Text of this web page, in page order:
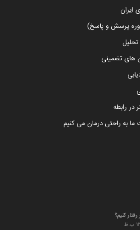
ایران
پرسش و پاسخ)
های تضمینی
رابطه
به راحتی درمان می کنیم
کنیم؟